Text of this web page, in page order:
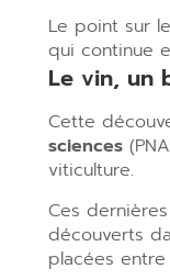
Le point sur
qui continue
Le vin, un
Cette
sciences
viticulture.
Ces
découverts
placées